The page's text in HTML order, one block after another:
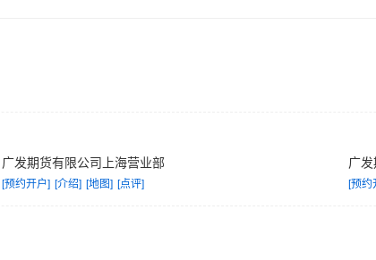
，拥有一批专业的客户服务队伍，为客户提供优质的投资服务。
广发期货有限公司上海营业部
[预约开户] [介绍] [地图] [点评]
广
[预约